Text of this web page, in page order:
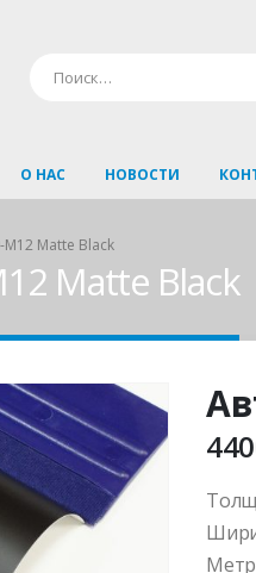
О НАС НОВОСТИ
Matte Black
Matte Black